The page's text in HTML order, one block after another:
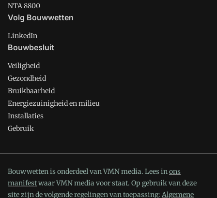
NTA 8800
Volg Bouwwetten
LinkedIn
Bouwbesluit
Veiligheid
Gezondheid
Bruikbaarheid
Energiezuinigheid en milieu
Installaties
Gebruik
Bouwwetten is onderdeel van VMN media. Lees inons
manifestwaar VMN media voor staat. Op gebruik van deze
site zijn de volgende regelingen van toepassing: Algemene